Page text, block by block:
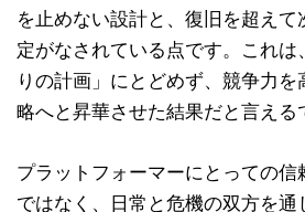
を止めない設計と、復旧を超え
定がなされている点です。これは
りの計画」にとどめず、競争力
略へと昇華させた結果だと言える
プラットフォーマーにとっての
ではなく、日常と危機の双方を通